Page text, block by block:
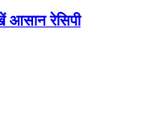
आसान रेसिपी